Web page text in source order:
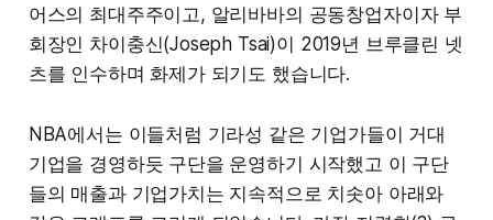
어스의 최대주주이고, 알리바바의 공동창업자이자 부
회장인 차이충신(Joseph Tsai)이 2019년 브루클린 넷
츠를 인수하며 화제가 되기도 했습니다.
NBA에서는 이들처럼 기라성 같은 기업가들이 거대
기업을 경영하듯 구단을 운영하기 시작했고 이 구단
들의 매출과 기업가치는 지속적으로 치솟아 아래와